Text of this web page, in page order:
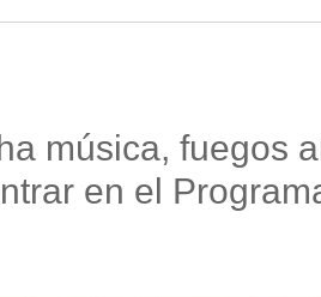
música, fuegos
en el